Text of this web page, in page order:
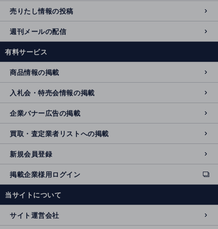
売りたし情報の投稿
週刊メールの配信
有料サービス
商品情報の掲載
入札会・特売会情報の掲載
企業バナー広告の掲載
買取・査定業者リストへの掲載
新規会員登録
掲載企業様用ログイン
ext
e
n
al
当サイトについて
サイト運営会社